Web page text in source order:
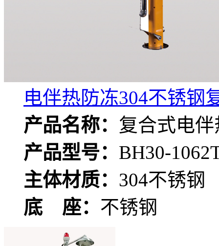
电伴热防冻304不锈钢
产品名称： 复合式电
产品型号： BH30-
主体材质： 304不锈钢
底 座： 不锈钢